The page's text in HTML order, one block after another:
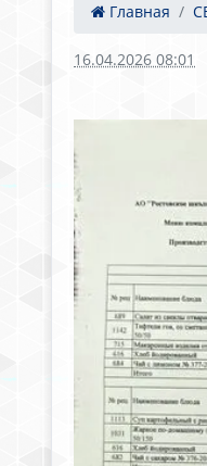
Главная
16.04.2026 08:01